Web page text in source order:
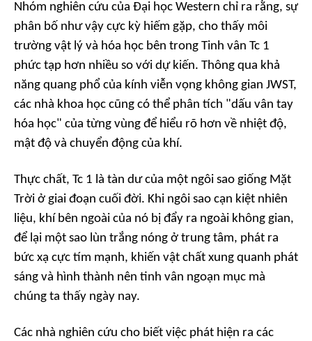
Nhóm nghiên cứu của Đại học Western chỉ ra rằng, sự
phân bố như vậy cực kỳ hiếm gặp, cho thấy môi
trường vật lý và hóa học bên trong Tinh vân Tc 1
phức tạp hơn nhiều so với dự kiến. Thông qua khả
năng quang phổ của kính viễn vọng không gian JWST,
các nhà khoa học cũng có thể phân tích "dấu vân tay
hóa học" của từng vùng để hiểu rõ hơn về nhiệt độ,
mật độ và chuyển động của khí.
Thực chất, Tc 1 là tàn dư của một ngôi sao giống Mặt
Trời ở giai đoạn cuối đời. Khi ngôi sao cạn kiệt nhiên
liệu, khí bên ngoài của nó bị đẩy ra ngoài không gian,
để lại một sao lùn trắng nóng ở trung tâm, phát ra
bức xạ cực tím mạnh, khiến vật chất xung quanh phát
sáng và hình thành nên tinh vân ngoạn mục mà
chúng ta thấy ngày nay.
Các nhà nghiên cứu cho biết việc phát hiện ra các